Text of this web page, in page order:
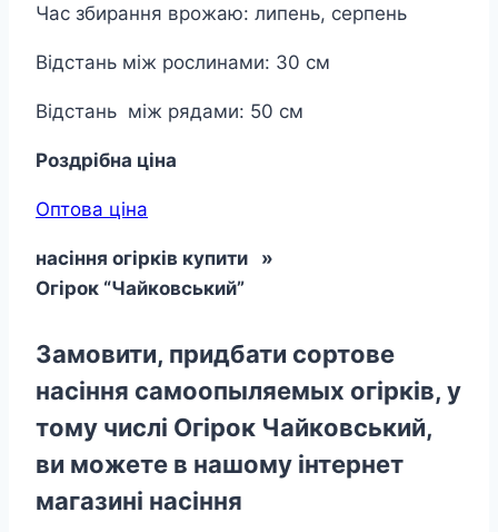
Час збирання врожаю: липень, серпень
Відстань між рослинами: 30 см
Відстань між рядами: 50 см
Роздрібна ціна
Оптова ціна
насіння огірків купити »
Огірок “Чайковський”
Замовити, придбати сортове
насіння самоопыляемых огірків, у
тому числі Огірок Чайковський,
ви можете в нашому інтернет
магазині насіння